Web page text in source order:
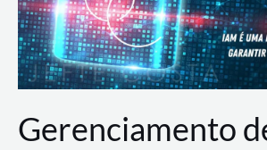
Gerenciamento